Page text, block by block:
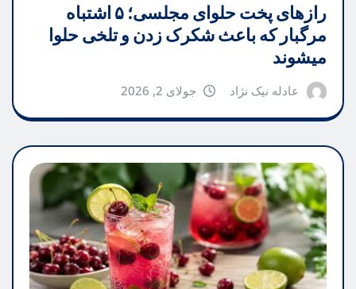
رازهای پخت حلوای مجلسی؛ ۵ اشتباه
مرگبار که باعث شکرک زدن و تلخی حلوا
میشوند
عادله نیک نژاد جولای 2, 2026